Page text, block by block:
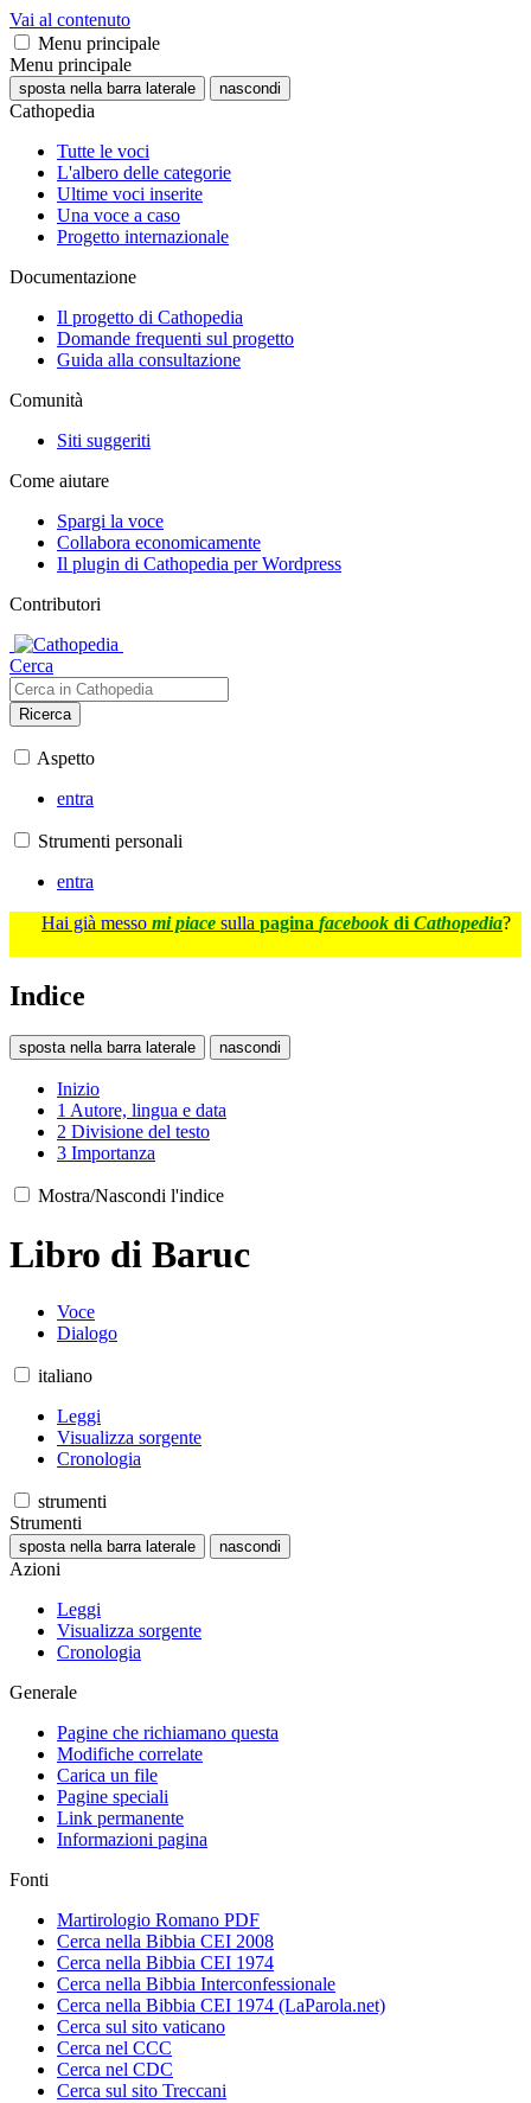
Vai al contenuto
Menu principale
Menu principale
sposta nella barra laterale nascondi
Cathopedia
Tutte le voci
L'albero delle categorie
Ultime voci inserite
Una voce a caso
Progetto internazionale
Documentazione
Il progetto di Cathopedia
Domande frequenti sul progetto
Guida alla consultazione
Comunità
Siti suggeriti
Come aiutare
Spargi la voce
Collabora economicamente
Il plugin di Cathopedia per Wordpress
Contributori
Cerca
Ricerca
Aspetto
entra
Strumenti personali
entra
Hai già messo mi piace sulla pagina facebook di Cathopedia?
Indice
sposta nella barra laterale nascondi
Inizio
1 Autore, lingua e data
2 Divisione del testo
3 Importanza
Mostra/Nascondi l'indice
Libro di Baruc
Voce
Dialogo
italiano
Leggi
Visualizza sorgente
Cronologia
strumenti
Strumenti
sposta nella barra laterale nascondi
Azioni
Leggi
Visualizza sorgente
Cronologia
Generale
Pagine che richiamano questa
Modifiche correlate
Carica un file
Pagine speciali
Link permanente
Informazioni pagina
Fonti
Martirologio Romano PDF
Cerca nella Bibbia CEI 2008
Cerca nella Bibbia CEI 1974
Cerca nella Bibbia Interconfessionale
Cerca nella Bibbia CEI 1974 (LaParola.net)
Cerca sul sito vaticano
Cerca nel CCC
Cerca nel CDC
Cerca sul sito Treccani